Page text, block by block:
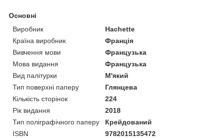
Основні
Виробник
Hachette
Країна виробник
Франція
Вивчення мови
Французька
Мова видання
Французька
Вид палітурки
М'який
Тип поверхні паперу
Глянцева
Кількість сторінок
224
Рік видання
2018
Тип поліграфічного паперу
Крейдований
ISBN
9782015135472